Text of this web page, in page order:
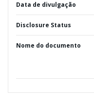
Data de divulgação
Disclosure Status
Nome do documento